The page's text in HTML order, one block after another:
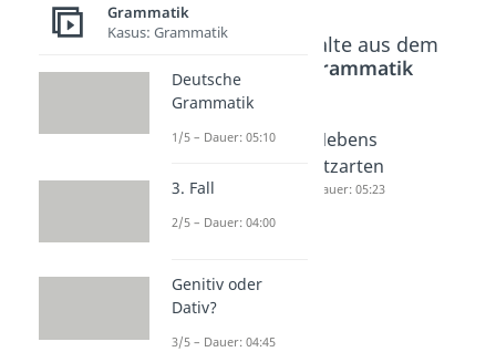
Beliebte Inhalte aus dem
Grammatik
Hauptsa
Dauer: 03:06
Nebens
Nebens
atzarten
Dauer: 05:23
Grammatik
Kasus: Grammatik
Deutsche
Grammatik
1/5 – Dauer: 05:10
3. Fall
2/5 – Dauer: 04:00
Genitiv oder
Dativ?
3/5 – Dauer: 04:45